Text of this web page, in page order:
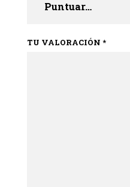
TU VALORACIÓN *